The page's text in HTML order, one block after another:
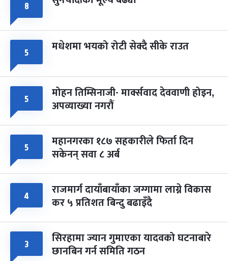
८
५ मधेशमा भयको रोटी सेक्दै सीके राउत
५ मोहन तिम्सिनाजी- मार्क्सवाद देववाणी होइन,
अपव्याख्या नगरौं
५ महानगरका १८७ सहकारीले फिर्ता दिन
सकेनन् सवा ८ अर्ब
४ राजमार्ग दायाँबायाँका जग्गामा लाग्ने विकास
कर ५ प्रतिशत बिन्दु बढाइँदै
३ सिरहामा ज्यान गुमाएका यादवको घटनाबारे
छानबिन गर्न समिति गठन